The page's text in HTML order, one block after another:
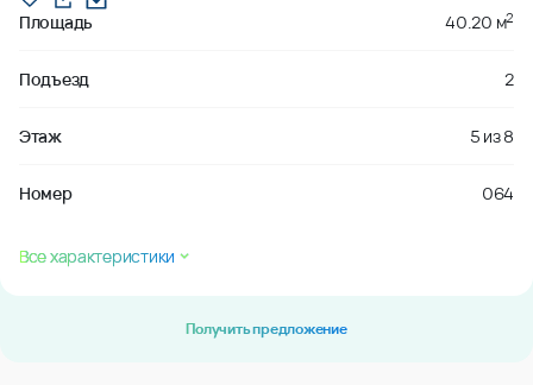
Площадь 40.20 м2
Подъезд 2
Этаж 5 из8
Номер 064
Все характеристики
Получить предложение